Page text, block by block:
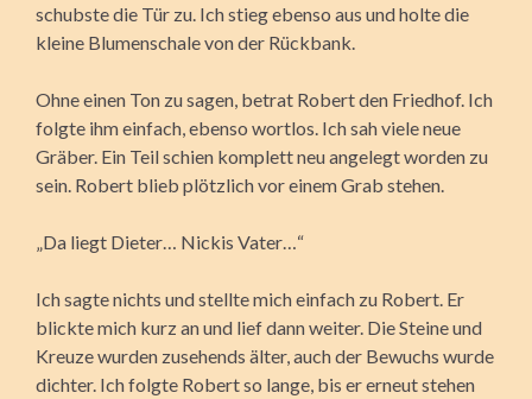
schubste die Tür zu. Ich stieg ebenso aus und holte die
kleine Blumenschale von der Rückbank.
Ohne einen Ton zu sagen, betrat Robert den Friedhof. Ich
folgte ihm einfach, ebenso wortlos. Ich sah viele neue
Gräber. Ein Teil schien komplett neu angelegt worden zu
sein. Robert blieb plötzlich vor einem Grab stehen.
„Da liegt Dieter… Nickis Vater…“
Ich sagte nichts und stellte mich einfach zu Robert. Er
blickte mich kurz an und lief dann weiter. Die Steine und
Kreuze wurden zusehends älter, auch der Bewuchs wurde
dichter. Ich folgte Robert so lange, bis er erneut stehen